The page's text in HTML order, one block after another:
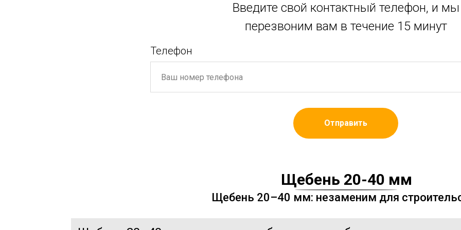
Введите свой контактный телефон, и мы
перезвоним вам в течение 15 минут
Телефон
Отправить
Щебень 20-40 мм
Щебень 20–40 мм: незаменим для